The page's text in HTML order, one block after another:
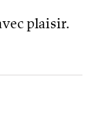
plaisir.